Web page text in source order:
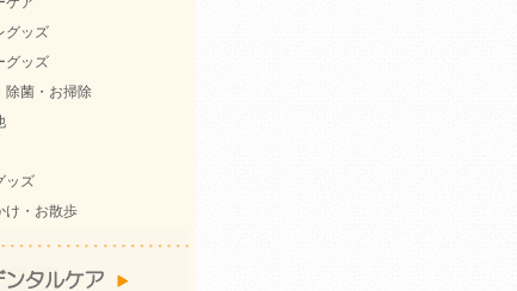
グッズ
グッズ
除菌・お掃除
ッズ
け・お散歩